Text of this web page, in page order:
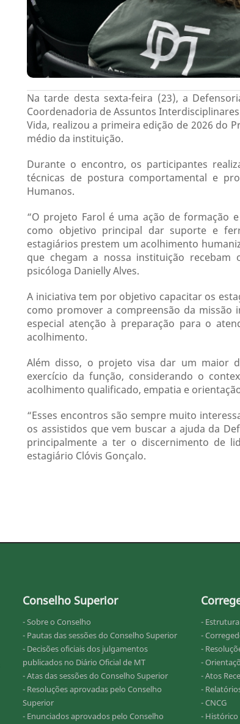
Na tarde desta sexta-feira (23), a
Coordenadoria de Assuntos
Vida, realizou a primeira edição de 2026 do
médio da instituição.
Durante o encontro, os participantes
técnicas de postura comportamental e
Humanos.
“O projeto Farol é uma ação de formação
como objetivo principal dar suporte e
estagiários prestem um acolhimento
que chegam a nossa instituição
psicóloga Danielly Alves.
A iniciativa tem por objetivo capacitar os
como promover a compreensão da missão
especial atenção à preparação para o
acolhimento.
Além disso, o projeto visa dar um maior
exercício da função, considerando o
acolhimento qualificado, empatia e
“Esses encontros são sempre muito
os assistidos que vem buscar a ajuda da
principalmente a ter o discernimento de
estagiário Clóvis Gonçalo.
Conselho Superior
- Sobre o Conselho
- Pautas das sessões do Conselho Superior
- Decisões oficiais dos julgamentos
publicados no Diário Oficial de MT
- Atas das sessões do Conselho Superior
- Resoluções aprovadas pelo Conselho
Superior
- Enunciados aprovados pelo Conselho
- Estrutura
-
-
-
- Atos
-
- CNCG
- Histórico